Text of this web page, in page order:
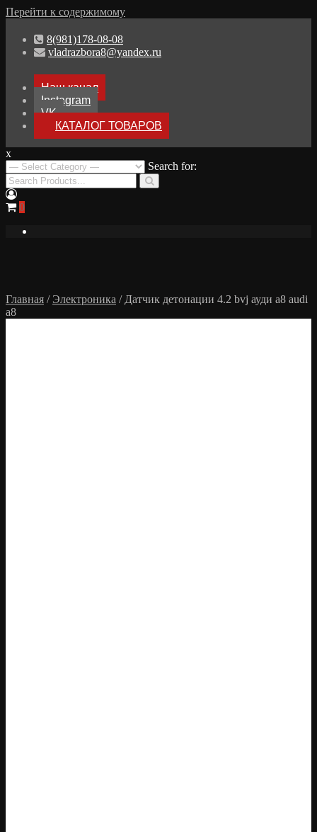
Перейти к содержимому
8(981)178-08-08
vladrazbora8@yandex.ru
Наш канал
Instagram
VK
КАТАЛОГ ТОВАРОВ
Разбор Ауди А8
Разборка Audi A8 D3
x
Search for:
0
Главная / Электроника / Датчик детонации 4.2 bvj ауди а8 audi
a8